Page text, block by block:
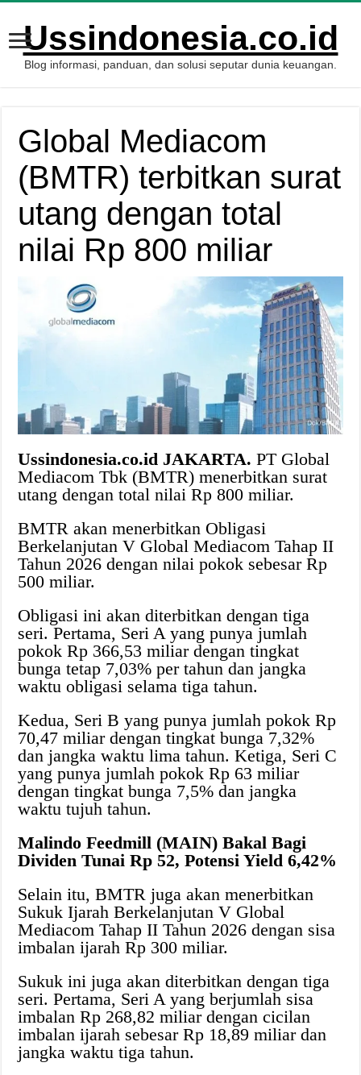
Ussindonesia.co.id
Blog informasi, panduan, dan solusi seputar dunia keuangan.
Global Mediacom
(BMTR) terbitkan surat
utang dengan total
nilai Rp 800 miliar
Ussindonesia.co.id JAKARTA.PT Global
Mediacom Tbk (BMTR) menerbitkan surat
utang dengan total nilai Rp 800 miliar.
BMTR akan menerbitkan Obligasi
Berkelanjutan V Global Mediacom Tahap II
Tahun 2026 dengan nilai pokok sebesar Rp
500 miliar.
Obligasi ini akan diterbitkan dengan tiga
seri. Pertama, Seri A yang punya jumlah
pokok Rp 366,53 miliar dengan tingkat
bunga tetap 7,03% per tahun dan jangka
waktu obligasi selama tiga tahun.
Kedua, Seri B yang punya jumlah pokok Rp
70,47 miliar dengan tingkat bunga 7,32%
dan jangka waktu lima tahun. Ketiga, Seri C
yang punya jumlah pokok Rp 63 miliar
dengan tingkat bunga 7,5% dan jangka
waktu tujuh tahun.
Malindo Feedmill (MAIN) Bakal Bagi
Dividen Tunai Rp 52, Potensi Yield 6,42%
Selain itu, BMTR juga akan menerbitkan
Sukuk Ijarah Berkelanjutan V Global
Mediacom Tahap II Tahun 2026 dengan sisa
imbalan ijarah Rp 300 miliar.
Sukuk ini juga akan diterbitkan dengan tiga
seri. Pertama, Seri A yang berjumlah sisa
imbalan Rp 268,82 miliar dengan cicilan
imbalan ijarah sebesar Rp 18,89 miliar dan
jangka waktu tiga tahun.